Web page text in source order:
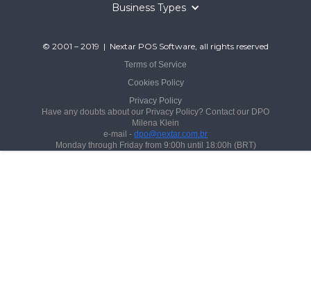
Business Types
© 2001 – 2019 | Nextar POS Software, all rights reserved
Terms of Service
Cookies Policy
Privacy Policy
Have any doubts about our Privacy Policy? Contact our DPO
Milena Klein
e-mail - dpo@nextar.com.br
Monday through Friday from 9:00h until 18:00h (BRT)